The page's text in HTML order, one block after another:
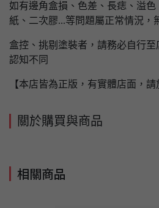
如有邊角盒損、色差、長痣、溢
紙、二次膠...等問題屬正常情況，
盒控、挑剔塗裝者，請務必自行
認知不同
【本店皆為正版，有實體店面，請
關於購買與商品
相關商品